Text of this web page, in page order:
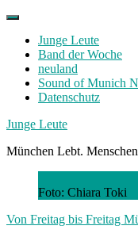
Skip
contentJunge Leute
Band der Woche
neuland
Sound of Munich
Datenschutz
Facebook
Twitter
Instagram
Junge Leute
München Lebt.
Foto: Chiara Toki
Von Freitag bis Freitag